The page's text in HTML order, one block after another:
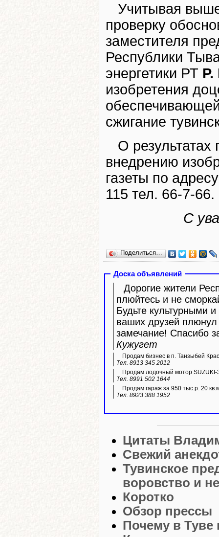
Учитывая
проверку
заместителя
Республики
энергетики РТ Р.
изобретения
сжигание
О
внедрению
газеты по
115 тел. 66-7-66.
С
Поделиться…
Доска объявлений
Дорогие жители
плюйтесь и не
Будьте культурными
ваших друзей
замечание! Спасибо
Кужугет
Продам бизнес в п. Танзыбей
Тел. 8913 345 2012
Продам лодочный мотор SUZUKI-
Тел. 8991 502 1644
Продам гараж за 950 тыс.р. 20
Тел. 8923 388 1952
Цитаты
Свежий
Тувинское
воровство и
Коротко
Обзор прессы
Почему в Туве